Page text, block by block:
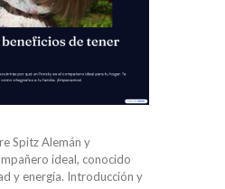
Spitz Alemán y
ideal, conocido
y energía. Introducción y